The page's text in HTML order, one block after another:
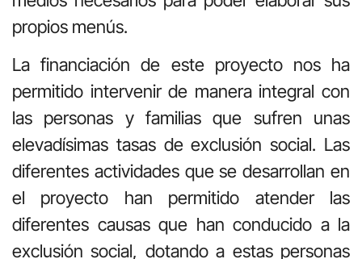
propios menús.
La financiación de este proyecto nos ha
permitido intervenir de manera integral con
las personas y familias que sufren unas
elevadísimas tasas de exclusión social. Las
diferentes actividades que se desarrollan en
el proyecto han permitido atender las
diferentes causas que han conducido a la
exclusión social, dotando a estas personas